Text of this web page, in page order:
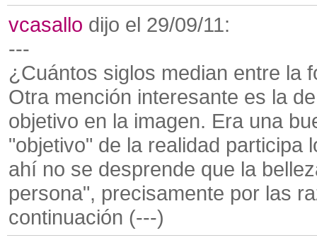
vcasallo dijo el 29/09/11:
---
¿Cuántos siglos median entre la
Otra mención interesante es la
objetivo en la imagen. Era una
"objetivo" de la realidad participa
ahí no se desprende que la
persona", precisamente por las
continuación (---)